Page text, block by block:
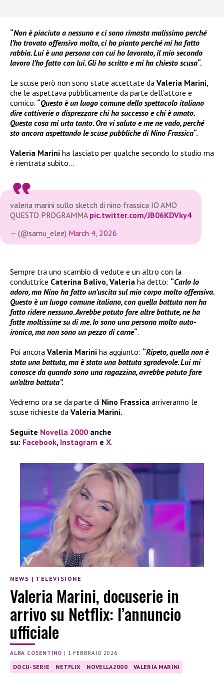
“Non è piaciuto a nessuno e ci sono rimasta malissimo perché
l’ho trovato offensivo molto, ci ho pianto perché mi ha fatto
rabbia. Lui è una persona con cui ho lavorato, il mio secondo
lavoro l’ho fatto con lui. Gli ho scritto e mi ha chiesto scusa“.
Le scuse però non sono state accettate da Valeria Marini,
che le aspettava pubblicamente da parte dell’attore e
comico. “Questo è un luogo comune dello spettacolo italiano
dire cattiverie o disprezzare chi ha successo e chi è amato.
Questa cosa mi urta tanto. Ora vi saluto e me ne vado, perché
sto ancora aspettando le scuse pubbliche di Nino Frassica“.
Valeria Marini ha lasciato per qualche secondo lo studio ma
è rientrata subito…
valeria marini sullo sketch di nino frassica IO AMO
QUESTO PROGRAMMA pic.twitter.com/JB06KDVky4
— (@samu_elee) March 4, 2026
Sempre tra uno scambio di vedute e un altro con la
conduttrice Caterina Balivo, Valeria ha detto: “Carlo lo
adoro, ma Nino ha fatto un’uscita sul mio corpo molto offensiva.
Questo è un luogo comune italiano, con quella battuta non ha
fatto ridere nessuno. Avrebbe potuto fare altre battute, ne ha
fatte moltissime su di me. Io sono una persona molto auto-
ironica, ma non sono un pezzo di carne“.
Poi ancora Valeria Marini ha aggiunto: “Ripeto, quella non è
stata una battuta, ma è stata una battuta sgradevole. Lui mi
conosce da quando sono una ragazzina, avrebbe potuto fare
un’altra battuta”.
Vedremo ora se da parte di Nino Frassica arriveranno le
scuse richieste da Valeria Marini.
Seguite Novella 2000 anche
su: Facebook, Instagram e X.
NEWS | TELEVISIONE
Valeria Marini, docuserie in
arrivo su Netflix: l’annuncio
ufficiale
ALBA COSENTINO | 1 FEBBRAIO 2026
DOCU-SERIE NETFLIX NOVELLA2000 VALERIA MARINI